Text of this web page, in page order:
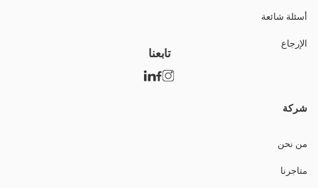
أسئلة شائعة
الإرجاع
شركة
من نحن
متاجرنا
تابعنا